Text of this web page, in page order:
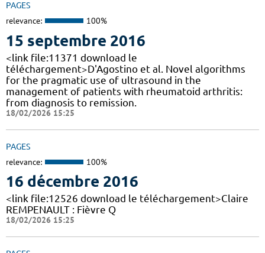
PAGES
relevance: 100%
15 septembre 2016
<link file:11371 download le
téléchargement>D'Agostino et al. Novel algorithms
for the pragmatic use of ultrasound in the
management of patients with rheumatoid arthritis:
from diagnosis to remission.
18/02/2026 15:25
PAGES
relevance: 100%
16 décembre 2016
<link file:12526 download le téléchargement>Claire
REMPENAULT : Fièvre Q
18/02/2026 15:25